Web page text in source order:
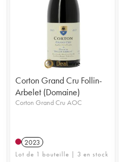
Corton Grand Cru Follin-
Arbelet (Domaine)
Corton Grand Cru AOC
2023
Lot de 1 bouteille | 3 en stock